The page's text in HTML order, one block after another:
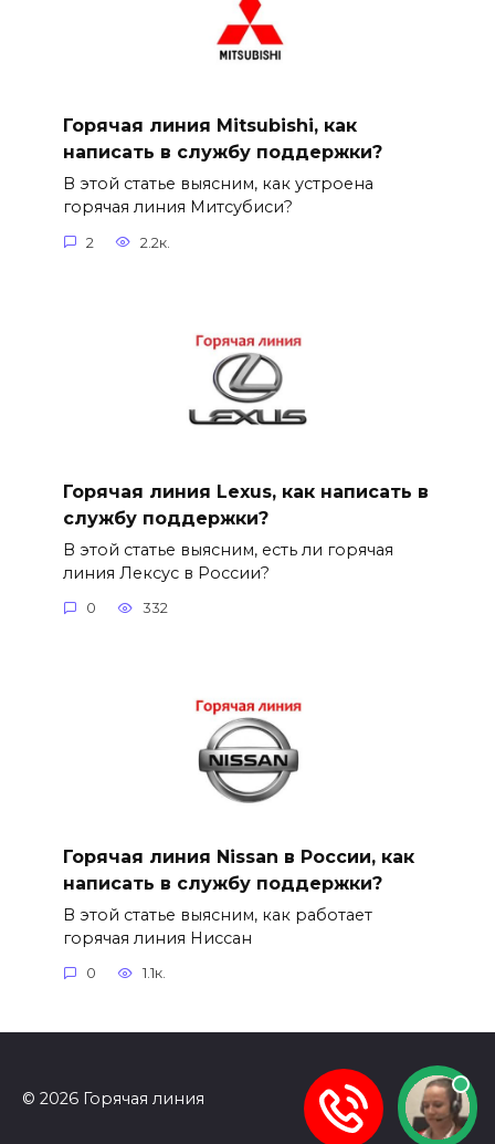
Горячая линия Mitsubishi, как
написать в службу поддержки?
В этой статье выясним, как устроена
горячая линия Митсубиси?
2 2.2к.
Горячая линия Lexus, как написать в
службу поддержки?
В этой статье выясним, есть ли горячая
линия Лексус в России?
0 332
Горячая линия Nissan в России, как
написать в службу поддержки?
В этой статье выясним, как работает
горячая линия Ниссан
0 1.1к.
© 2026 Горячая линия